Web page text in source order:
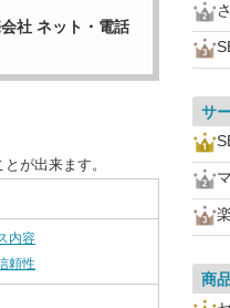
社 ネット・電話
が出来ます。
内容
頼性
サ
商